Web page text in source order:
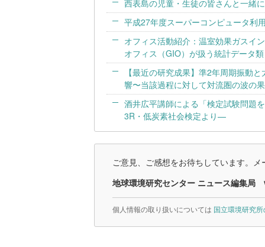
西表島の児童・生徒の皆さんと一緒
平成27年度スーパーコンピュータ利
オフィス活動紹介：温室効果ガスイ
オフィス（GIO）が扱う統計データ類
【最近の研究成果】準2年周期振動
響〜当該過程に対して対流圏の波の
酒井広平講師による「検定試験問題
3R・低炭素社会検定より—
ご意見、ご感想をお待ちしています。
地球環境研究センター ニュース編集局
個人情報の取り扱いについては 国立環境研究